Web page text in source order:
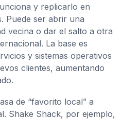
y replicarlo en
Puede ser abrir una
vecina o dar el salto a otra
La base es
y sistemas operativos
clientes, aumentando
de “favorito local” a
Shake Shack, por ejemplo,